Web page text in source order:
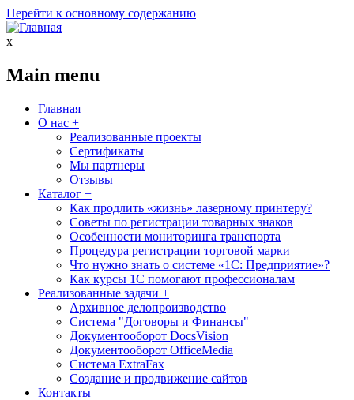
Перейти к основному содержанию
x
Main menu
Главная
О нас +
Реализованные проекты
Сертификаты
Мы партнеры
Отзывы
Каталог +
Как продлить «жизнь» лазерному принтеру?
Советы по регистрации товарных знаков
Особенности мониторинга транспорта
Процедура регистрации торговой марки
Что нужно знать о системе «1С: Предприятие»?
Как курсы 1С помогают профессионалам
Реализованные задачи +
Архивное делопроизводство
Система "Договоры и Финансы"
Документооборот DocsVision
Документооборот OfficeMedia
Система ExtraFax
Создание и продвижение сайтов
Контакты